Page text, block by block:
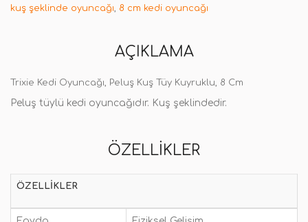
kuş şeklinde oyuncağı, 8 cm kedi oyuncağı
AÇIKLAMA
Trixie Kedi Oyuncağı, Peluş Kuş Tüy Kuyruklu, 8 Cm
Peluş tüylü kedi oyuncağıdır. Kuş şeklindedir.
ÖZELLIKLER
ÖZELLIKLER